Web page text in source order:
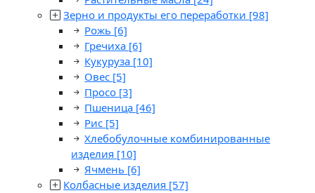
Зерно и продукты его переработки [98]
Рожь [6]
Гречиха [6]
Кукуруза [10]
Овес [5]
Просо [3]
Пшеница [46]
Рис [5]
Хлебобулочные комбинированные
изделия [10]
Ячмень [6]
Колбасные изделия [57]